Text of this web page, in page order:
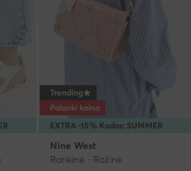
EXTRA -15% Kodas: SUMMER
Trending
Palanki kaina
Nine West
Rankinė · Rožinė